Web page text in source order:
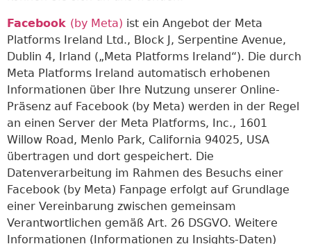
Facebook (by Meta) ist ein Angebot der Meta
Platforms Ireland Ltd., Block J, Serpentine Avenue,
Dublin 4, Irland („Meta Platforms Ireland“). Die durch
Meta Platforms Ireland automatisch erhobenen
Informationen über Ihre Nutzung unserer Online-
Präsenz auf Facebook (by Meta) werden in der Regel
an einen Server der Meta Platforms, Inc., 1601
Willow Road, Menlo Park, California 94025, USA
übertragen und dort gespeichert. Die
Datenverarbeitung im Rahmen des Besuchs einer
Facebook (by Meta) Fanpage erfolgt auf Grundlage
einer Vereinbarung zwischen gemeinsam
Verantwortlichen gemäß Art. 26 DSGVO. Weitere
Informationen (Informationen zu Insights-Daten)